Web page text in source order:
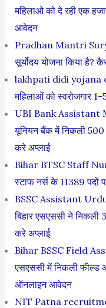
महिलाओ को दे रही एक
आवेदन
Pradhan Mantri
सूर्योदय योजना किया है?
lakhpati didi yojana
महिलाओं को स्‍वरोजगार
UBI Bank Assistant
यूनियन बैंक में निकली 500
करे अप्लाई
Bihar BTSC Staff
स्टाफ नर्स के 11389 पदों
BSSC Assistant
बिहार एसएससी ने निकली
करे अप्लाई
Bihar BSSC Field
एसएससी में निकली फील्ड
ऑनलाइन आवेदन
NIT Patna